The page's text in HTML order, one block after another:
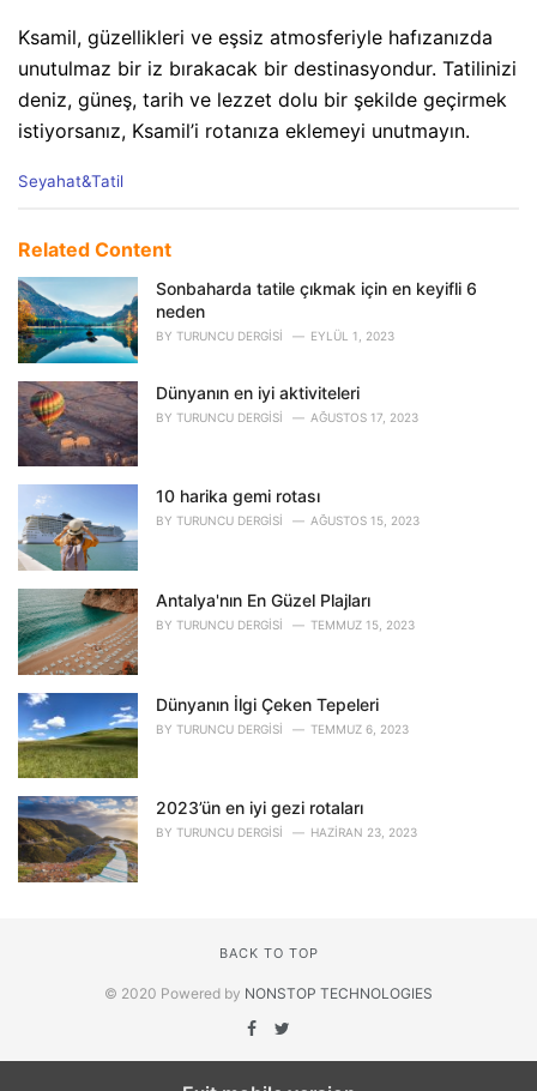
Ksamil, güzellikleri ve eşsiz atmosferiyle hafızanızda
unutulmaz bir iz bırakacak bir destinasyondur. Tatilinizi
deniz, güneş, tarih ve lezzet dolu bir şekilde geçirmek
istiyorsanız, Ksamil’i rotanıza eklemeyi unutmayın.
C
e
o
r
i
e
:
Seyahat&Tatil
Related Content
Sonbaharda tatile çıkmak için en keyifli 6
neden
BY TURUNCU DERGISI EYLÜL 1, 2023
Dünyanın en iyi aktiviteleri
BY TURUNCU DERGISI AĞUSTOS 17, 2023
10 harika gemi rotası
BY TURUNCU DERGISI AĞUSTOS 15, 2023
Antalya'nın En Güzel Plajları
BY TURUNCU DERGISI TEMMUZ 15, 2023
Dünyanın İlgi Çeken Tepeleri
BY TURUNCU DERGISI TEMMUZ 6, 2023
2023’ün en iyi gezi rotaları
BY TURUNCU DERGISI HAZIRAN 23, 2023
BACK TO TOP
© 2020 Powered by NONSTOP TECHNOLOGIES